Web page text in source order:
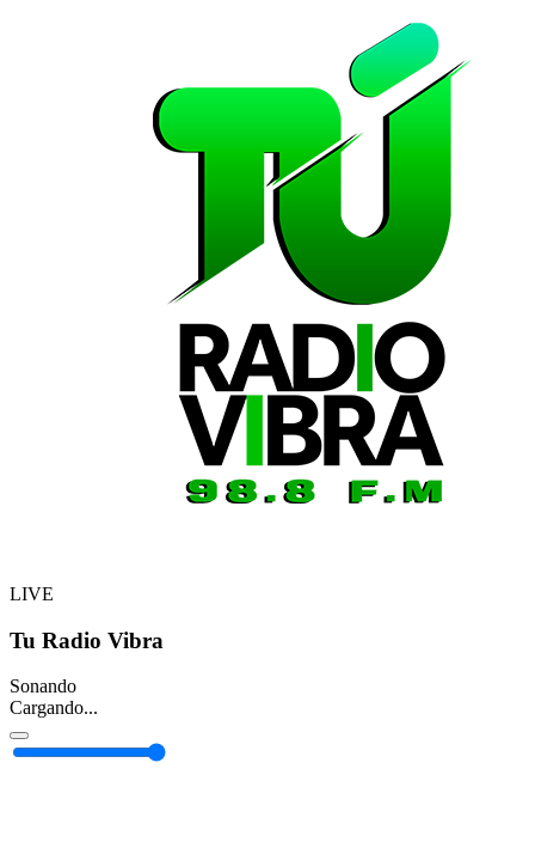
LIVE
Tu Radio Vibra
Sonando
Cargando...